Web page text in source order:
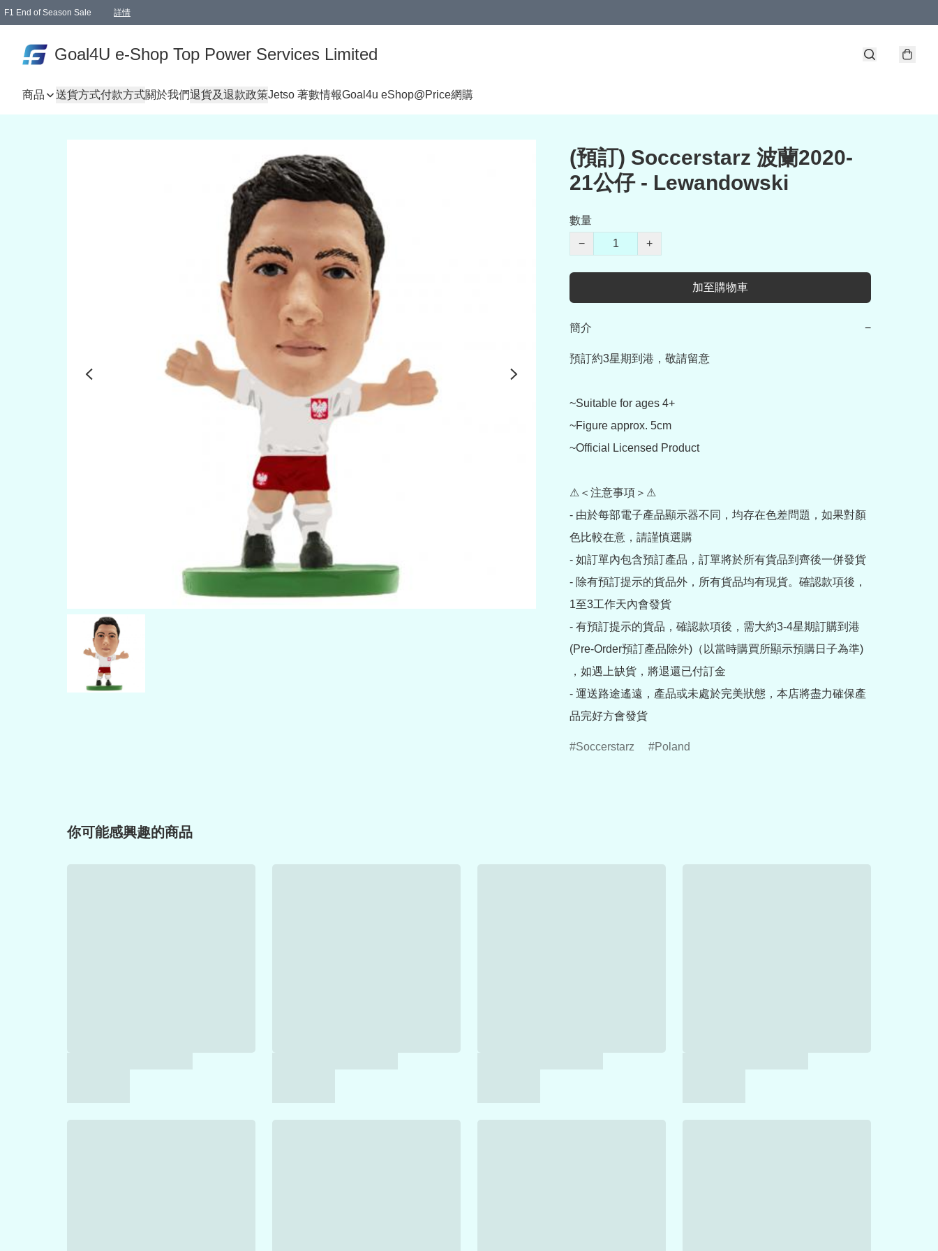
F1 End of Season Sale 詳情
Goal4U e-Shop Top Power Services Limited
商品 送貨方式付款方式關於我們退貨及退款政策Jetso 著數情報Goal4u eShop@Price網購
(預訂) Soccerstarz 波蘭2020-
21公仔 - Lewandowski
數量
−
+
加至購物車
簡介 −
預訂約3星期到港，敬請留意
~Suitable for ages 4+
~Figure approx. 5cm
~Official Licensed Product
⚠＜注意事項＞⚠
- 由於每部電子產品顯示器不同，均存在色差問題，如果對顏
色比較在意，請謹慎選購
- 如訂單內包含預訂產品，訂單將於所有貨品到齊後一併發貨
- 除有預訂提示的貨品外，所有貨品均有現貨。確認款項後，
1至3工作天內會發貨
- 有預訂提示的貨品，確認款項後，需大約3-4星期訂購到港
(Pre-Order預訂產品除外)（以當時購買所顯示預購日子為準)
，如遇上缺貨，將退還已付訂金
- 運送路途遙遠，產品或未處於完美狀態，本店將盡力確保產
品完好方會發貨
Soccerstarz Poland
你可能感興趣的商品